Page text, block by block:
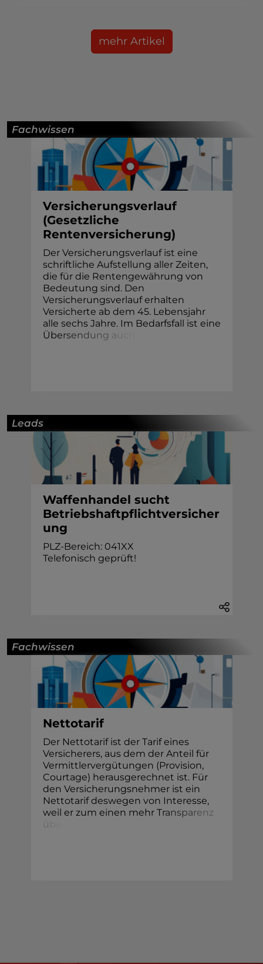
mehr Artikel
Fachwissen
Versicherungsverlauf
(Gesetzliche
Rentenversicherung)
Der Versicherungsverlauf ist eine
schriftliche Aufstellung aller Zeiten,
die für die Rentengewährung von
Bedeutung sind. Den
Versicherungsverlauf erhalten
Versicherte ab dem 45. Lebensjahr
alle sechs Jahre. Im Bedarfsfall ist eine
Übersendung au
Leads
Waffenhandel sucht
Betriebshaftpflichtversicher
ung
PLZ-Bereich: 041XX
Telefonisch geprüft!
Fachwissen
Nettotarif
Der Nettotarif ist der Tarif eines
Versicherers, aus dem der Anteil für
Vermittlervergütungen (Provision,
Courtage) herausgerechnet ist. Für
den Versicherungsnehmer ist ein
Nettotarif deswegen von Interesse,
weil er zum einen mehr Transparenz
ü